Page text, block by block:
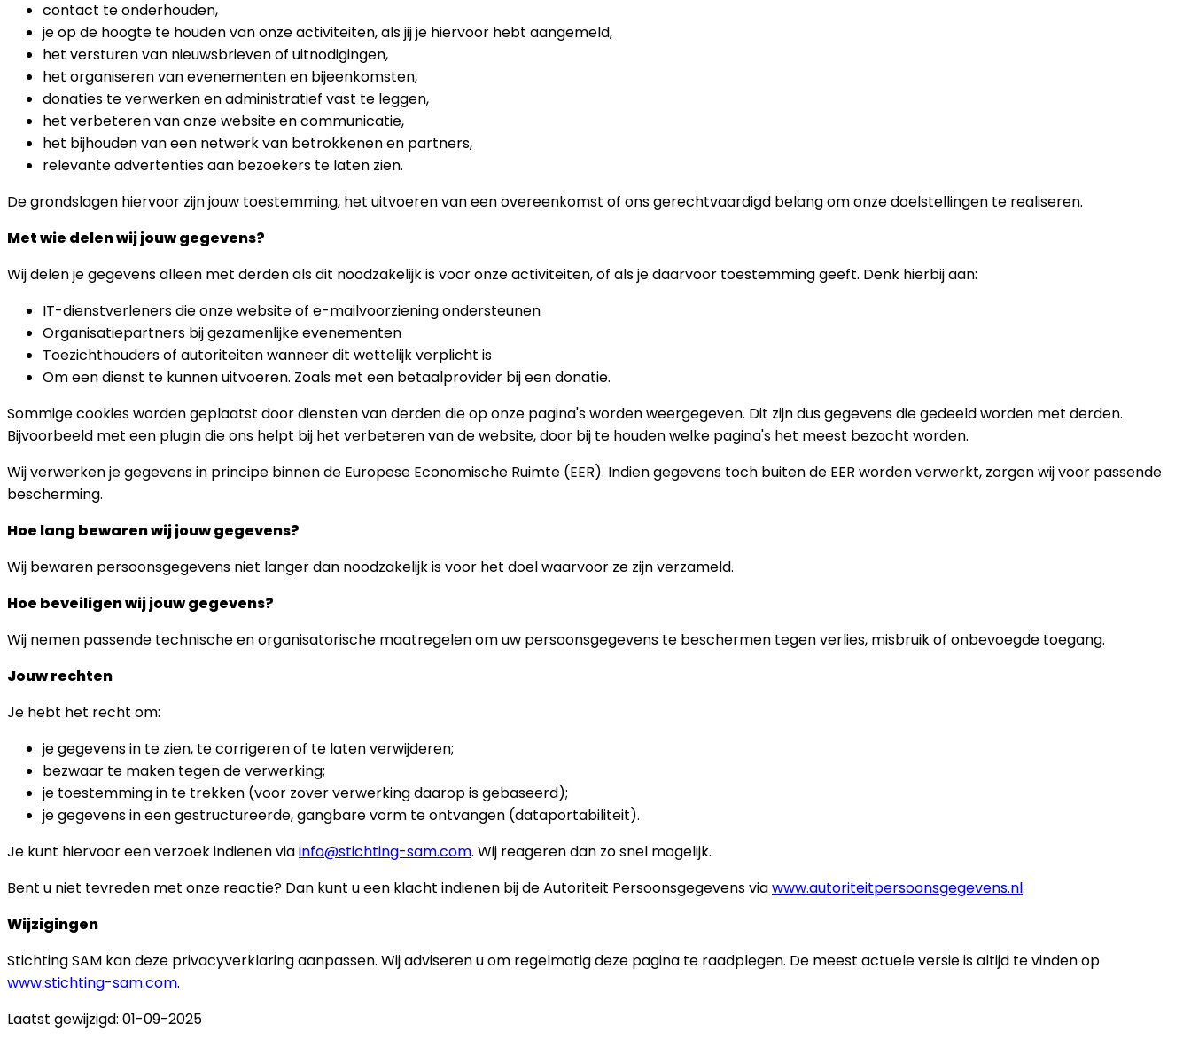
contact te onderhouden,
je op de hoogte te houden van onze activiteiten, als jij je hiervoor hebt aangemeld,
het versturen van nieuwsbrieven of uitnodigingen,
het organiseren van evenementen en bijeenkomsten,
donaties te verwerken en administratief vast te leggen,
het verbeteren van onze website en communicatie,
het bijhouden van een netwerk van betrokkenen en partners,
relevante advertenties aan bezoekers te laten zien.
De grondslagen hiervoor zijn jouw toestemming, het uitvoeren van een overeenkomst of ons gerechtvaardigd belang om onze doelstellingen te realiseren.
Met wie delen wij jouw gegevens?
Wij delen je gegevens alleen met derden als dit noodzakelijk is voor onze activiteiten, of als je daarvoor toestemming geeft. Denk hierbij aan:
IT-dienstverleners die onze website of e-mailvoorziening ondersteunen
Organisatiepartners bij gezamenlijke evenementen
Toezichthouders of autoriteiten wanneer dit wettelijk verplicht is
Om een dienst te kunnen uitvoeren. Zoals met een betaalprovider bij een donatie.
Sommige cookies worden geplaatst door diensten van derden die op onze pagina's worden weergegeven. Dit zijn dus gegevens die gedeeld worden met derden.
Bijvoorbeeld met een plugin die ons helpt bij het verbeteren van de website, door bij te houden welke pagina's het meest bezocht worden.
Wij verwerken je gegevens in principe binnen de Europese Economische Ruimte (EER). Indien gegevens toch buiten de EER worden verwerkt, zorgen wij voor passende
bescherming.
Hoe lang bewaren wij jouw gegevens?
Wij bewaren persoonsgegevens niet langer dan noodzakelijk is voor het doel waarvoor ze zijn verzameld.
Hoe beveiligen wij jouw gegevens?
Wij nemen passende technische en organisatorische maatregelen om uw persoonsgegevens te beschermen tegen verlies, misbruik of onbevoegde toegang.
Jouw rechten
Je hebt het recht om:
je gegevens in te zien, te corrigeren of te laten verwijderen;
bezwaar te maken tegen de verwerking;
je toestemming in te trekken (voor zover verwerking daarop is gebaseerd);
je gegevens in een gestructureerde, gangbare vorm te ontvangen (dataportabiliteit).
Je kunt hiervoor een verzoek indienen viainfo@stichting-sam.com. Wij reageren dan zo snel mogelijk.
Bent u niet tevreden met onze reactie? Dan kunt u een klacht indienen bij de Autoriteit Persoonsgegevens viawww.autoriteitpersoonsgegevens.nl.
Wijzigingen
Stichting SAM kan deze privacyverklaring aanpassen. Wij adviseren u om regelmatig deze pagina te raadplegen. De meest actuele versie is altijd te vinden op
www.stichting-sam.com.
Laatst gewijzigd: 01-09-2025